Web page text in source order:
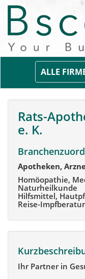
ALLE
Rats-
e. K.
Apotheken,
Homöopathie,
Naturheilkunde
Hilfsmittel,
Reise-
Ihr Partner in